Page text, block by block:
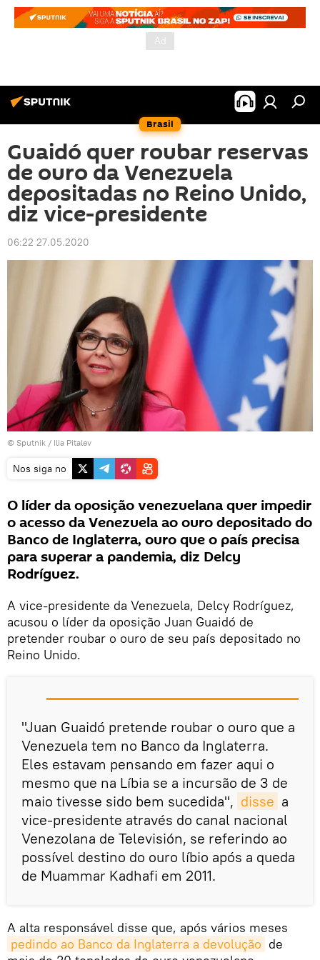
Brasil
Guaidó quer roubar reservas
de ouro da Venezuela
depositadas no Reino Unido,
diz vice-presidente
06:22 27.05.2020
© Sputnik / Ilia Pitalev
Nos siga no
O líder da oposição venezuelana quer impedir
o acesso da Venezuela ao ouro depositado do
Banco de Inglaterra, ouro que o país precisa
para superar a pandemia, diz Delcy
Rodríguez.
A vice-presidente da Venezuela, Delcy Rodríguez,
acusou o líder da oposição Juan Guaidó de
pretender roubar o ouro de seu país depositado no
Reino Unido.
"Juan Guaidó pretende roubar o ouro que a
Venezuela tem no Banco da Inglaterra.
Eles estavam pensando em fazer aqui o
mesmo que na Líbia se a incursão de 3 de
maio tivesse sido bem sucedida", disse a
vice-presidente através do canal nacional
Venezolana de Televisión, se referindo ao
possível destino do ouro líbio após a queda
de Muammar Kadhafi em 2011.
A alta responsável disse que, após vários meses
pedindo ao Banco da Inglaterra a devolução de